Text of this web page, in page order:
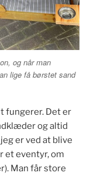
og når man
lige få børstet sand
fungerer. Det er
og altid
er ved at blive
et eventyr, om
Man får store